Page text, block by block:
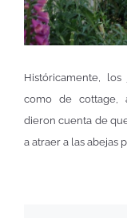
Históricamente,
como de cottage,
dieron cuenta de
a atraer a las abejas